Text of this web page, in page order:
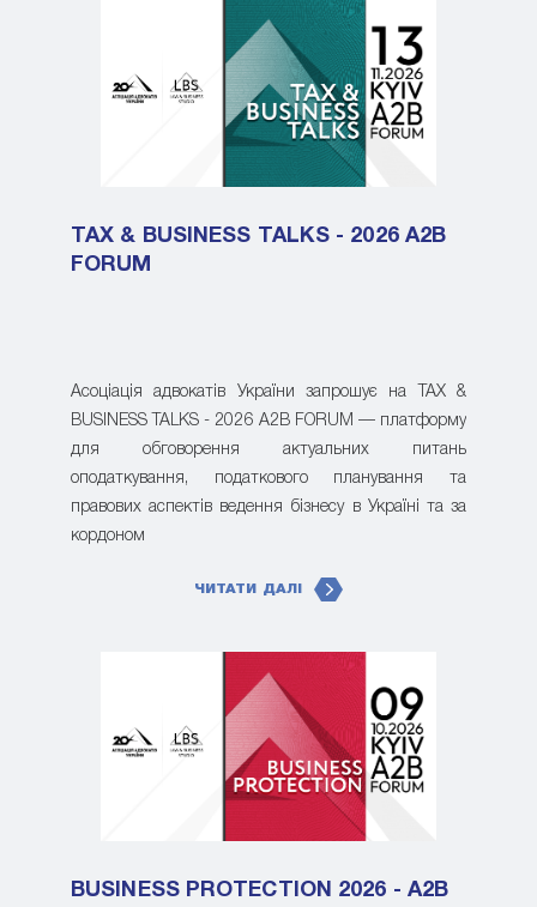
TAX & BUSINESS TALKS - 2026 A2B
FORUM
Асоціація адвокатів України запрошує на TAX &
BUSINESS TALKS - 2026 A2B FORUM — платформу
для обговорення актуальних питань
оподаткування, податкового планування та
правових аспектів ведення бізнесу в Україні та за
кордоном
ЧИТАТИ ДАЛІ
BUSINESS PROTECTION 2026 - A2B